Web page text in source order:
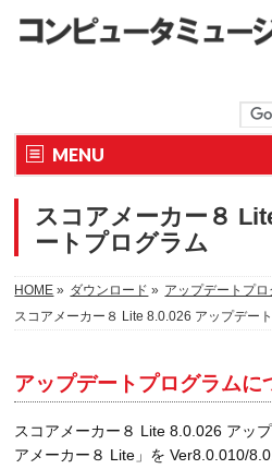
MENU
スコアメーカー８
ートプログラム
HOME » ダウンロード » アップデートプロ
スコアメーカー８ Lite 8.0.026 アップデー
アップデートプログラムに
スコアメーカー８ Lite 8.0.026 アッ
アメーカー８ Lite」を Ver8.0.010/